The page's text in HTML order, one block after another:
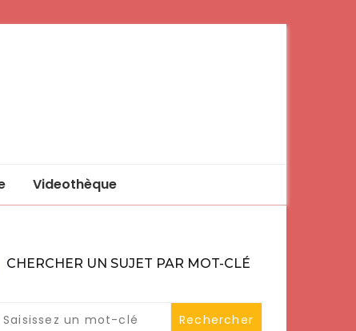
Videothèque
CHERCHER UN SUJET PAR MOT-CLÉ